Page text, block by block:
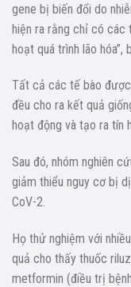
gene bị biến đổi do
hiện ra rằng chỉ có các
hoạt quá trình lão hóa”,
Tất cả các tế bào
đều cho ra kết quả
hoạt động và tạo ra tín
Sau đó, nhóm nghiên
giảm thiểu nguy cơ bị
CoV-2.
Họ thử nghiệm với
quả cho thấy thuốc
metformin (điều trị